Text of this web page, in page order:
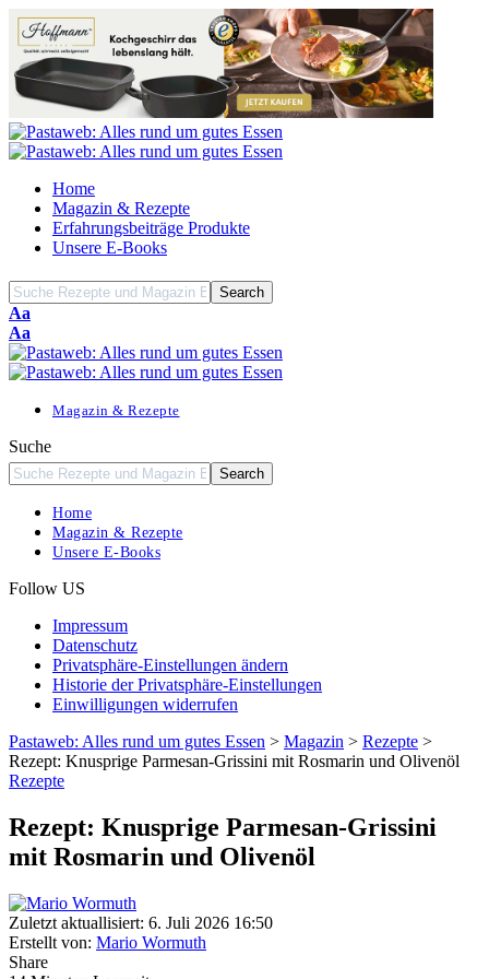
Home
Magazin & Rezepte
Erfahrungsbeiträge Produkte
Unsere E-Books
Font
Resizer
Aa
Font
Resizer
Aa
Magazin & Rezepte
Suche
Home
Magazin & Rezepte
Unsere E-Books
Follow US
Impressum
Datenschutz
Privatsphäre-Einstellungen ändern
Historie der Privatsphäre-Einstellungen
Einwilligungen widerrufen
Pastaweb: Alles rund um gutes Essen > Magazin > Rezepte >
Rezept: Knusprige Parmesan-Grissini mit Rosmarin und Olivenöl
Rezepte
Rezept: Knusprige Parmesan-Grissini
mit Rosmarin und Olivenöl
Zuletzt aktuallisiert: 6. Juli 2026 16:50
Erstellt von: Mario Wormuth
Share